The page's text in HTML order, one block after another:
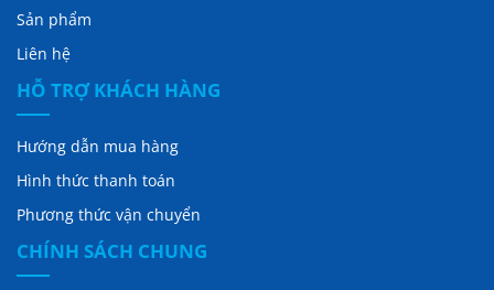
Sản phẩm
Liên hệ
HỖ TRỢ KHÁCH HÀNG
Hướng dẫn mua hàng
Hình thức thanh toán
Phương thức vận chuyển
CHÍNH SÁCH CHUNG